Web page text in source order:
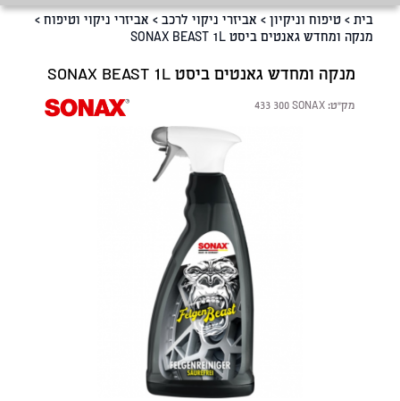
בית > טיפוח וניקיון > אביזרי ניקוי לרכב > אביזרי ניקוי וטיפוח >
מנקה ומחדש גאנטים ביסט SONAX BEAST 1L
מנקה ומחדש גאנטים ביסט SONAX BEAST 1L
מק"ט: 433 300 SONAX